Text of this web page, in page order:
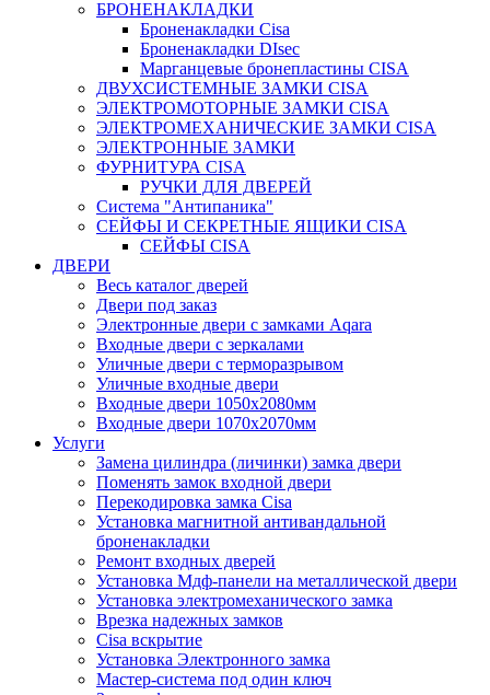
БРОНЕНАКЛАДКИ
Броненакладки Сisa
Броненакладки DIsec
Марганцевые бронепластины CISA
ДВУХСИСТЕМНЫЕ ЗАМКИ CISA
ЭЛЕКТРОМОТОРНЫЕ ЗАМКИ CISA
ЭЛЕКТРОМЕХАНИЧЕСКИЕ ЗАМКИ CISA
ЭЛЕКТРОННЫЕ ЗАМКИ
ФУРНИТУРА CISA
РУЧКИ ДЛЯ ДВЕРЕЙ
Система "Антипаника"
СЕЙФЫ И СЕКРЕТНЫЕ ЯЩИКИ CISA
СЕЙФЫ CISA
ДВЕРИ
Весь каталог дверей
Двери под заказ
Электронные двери с замками Aqara
Входные двери с зеркалами
Уличные двери с терморазрывом
Уличные входные двери
Входные двери 1050х2080мм
Входные двери 1070х2070мм
Услуги
Замена цилиндра (личинки) замка двери
Поменять замок входной двери
Перекодировка замка Cisa
Установка магнитной антивандальной
броненакладки
Ремонт входных дверей
Установка Мдф-панели на металлической двери
Установка электромеханического замка
Врезка надежных замков
Сisa вскрытие
Установка Электронного замка
Мастер-система под один ключ